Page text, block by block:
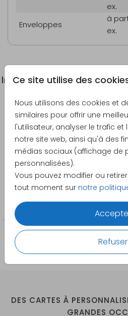
Ce site utilise des
Nous utilisons des cookies et
similaires pour offrir une
l'utilisateur, analyser le trafic
notre site web, ainsi qu'à des
médias sociaux (affichage de
personnalisées).
Vous pouvez modifier ou
tout moment sur notre
Refuser
ex.
Enveloppes
à
ex.
Informations du produit
Description
Faire-part de communion à
photos.
Créateur
Pretty Orange
Catégorie
Communion
DES CARTES À
GRANDES